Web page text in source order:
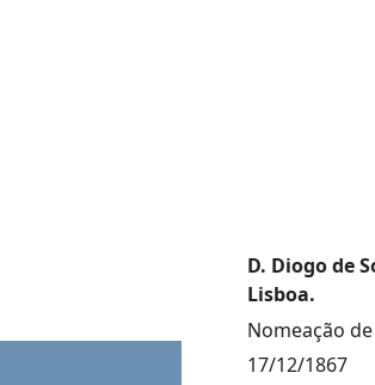
D. Diogo de
Lisboa.
Nomeação
17/12/1867